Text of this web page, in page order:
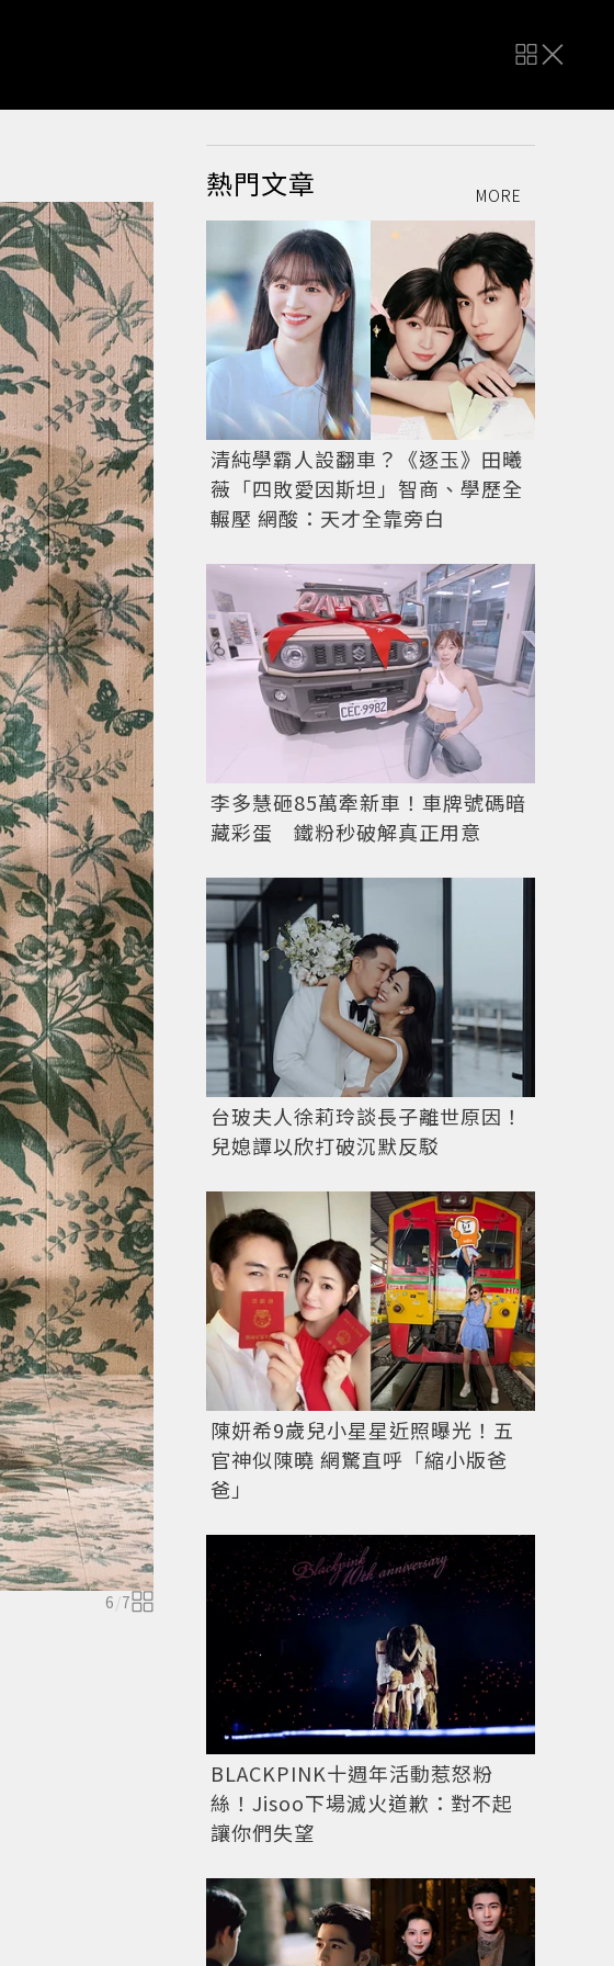
6/7 以城市漫遊者的角度去發掘我們習以為常的城市角落
熱門文章 MORE
清純學霸人設翻車？《逐玉》田曦
薇「四敗愛因斯坦」智商、學歷全
輾壓 網酸：天才全靠旁白
李多慧砸85萬牽新車！車牌號碼暗
藏彩蛋 鐵粉秒破解真正用意
台玻夫人徐莉玲談長子離世原因！
兒媳譚以欣打破沉默反駁
陳妍希9歲兒小星星近照曝光！五
官神似陳曉 網驚直呼「縮小版爸
爸」
BLACKPINK十週年活動惹怒粉
絲！Jisoo下場滅火道歉：對不起
讓你們失望